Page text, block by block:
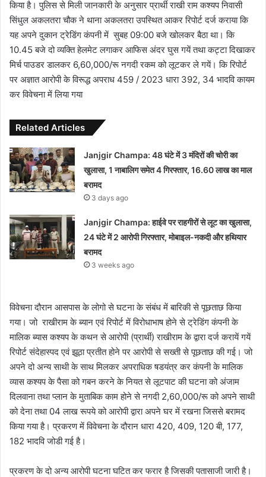
किया है। पुलिस से मिली जानकारी के अनुसार प्रार्थी राखी राम कश्यप निवासी
सिंधुल अकलतरा चौक ने थाना अकलतरा उपस्थित आकर रिपोर्ट दर्ज कराया कि
यह अपने दुकान ट्रेडिंग कंपनी में सुबह 09:00 बजे खोलकर बैठा था। कि
10.45 बजे दो व्यक्ति हेलमेट लगाकर आफिस अंदर घुस गयें तथा कट्टा दिखाकर
मिर्च पाउडर डालकर 6,60,000/रू नगदी रकम को लूटकर ले गयें। कि रिपोर्ट
पर अज्ञात आरोपी के विरूद्ध अपराध 459 / 2023 धारा 392, 34 भादवि कायम
कर विवेचना में लिया गया
Related Articles
Janjgir Champa: 48 घंटे में 3 मंदिरों की चोरी का
खुलासा, 1 नाबालिग समेत 4 गिरफ्तार, 16.60 लाख का माल
बरामद
3 days ago
Janjgir Champa: हाईवे पर राहगीरों से लूट का खुलासा,
24 घंटे में 2 आरोपी गिरफ्तार, मोबाइल-नकदी और हथियार
बरामद
3 weeks ago
विवेचना दौरान आसपास के लोगो से घटना के संबंध में बारिकी से पूछताछ किया
गया। जो राखीराम के ब्यान एवं रिपोर्ट में विरोधाभाष होने से ट्रेडिंग कंपनी के
मालिक ब्यास कश्यप के कथन से आरोपी (प्रार्थी) राखीराम के द्वारा दर्ज करायें गयें
रिपोर्ट संदेहास्पद एवं झूठा प्रतीत होने पर आरोपी से सख्ती से पूछताछ की गई। जो
अपने दो अन्य साथी के साथ मिलकर अपराधिक षडयंत्र कर कंपनी के मालिक
व्यास कश्यप के पैसा को गबन करने के नियत से लूटपाट की घटना को अंजाम
दिलवाना तथा प्लान के मुताबिक काम होने से नगदी 2,60,000/रू को अपने साथी
को देना तथा 04 लाख रूपये को आरोपी द्वारा अपने घर में रखना जिससे बरामद
किया गया है। प्रकरण में विवेचना के दौरान धारा 420, 409, 120 बी, 177,
182 भादवि जोडी गई है।
प्रकरण के दो अन्य आरोपी घटना घटित कर फरार है जिसकी पतासाजी जारी है।